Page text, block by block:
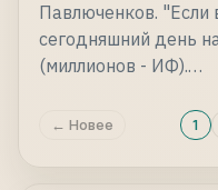
Павлюченков. "Если
сегодняшний день
(миллионов - ИФ).…
← Новее 1